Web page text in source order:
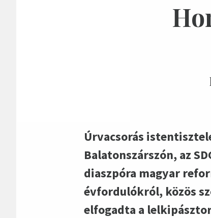
Úrvacsorás
Balatonszárszón, az
diaszpóra magyar
évfordulókról, közös
elfogadta a